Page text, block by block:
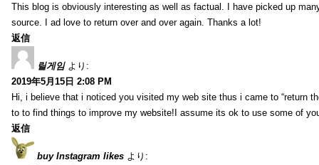
This blog is obviously interesting as well as factual. I have picked up
source. I ad love to return over and over again. Thanks a lot!
返信
릴게임 より:
2019年5月15日 2:08 PM
Hi, i believe that i noticed you visited my web site thus i came to “return
to to find things to improve my website!I assume its ok to use some of
返信
buy Instagram likes より: